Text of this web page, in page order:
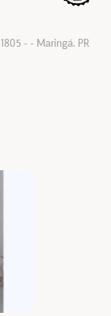
- - Maringá. PR